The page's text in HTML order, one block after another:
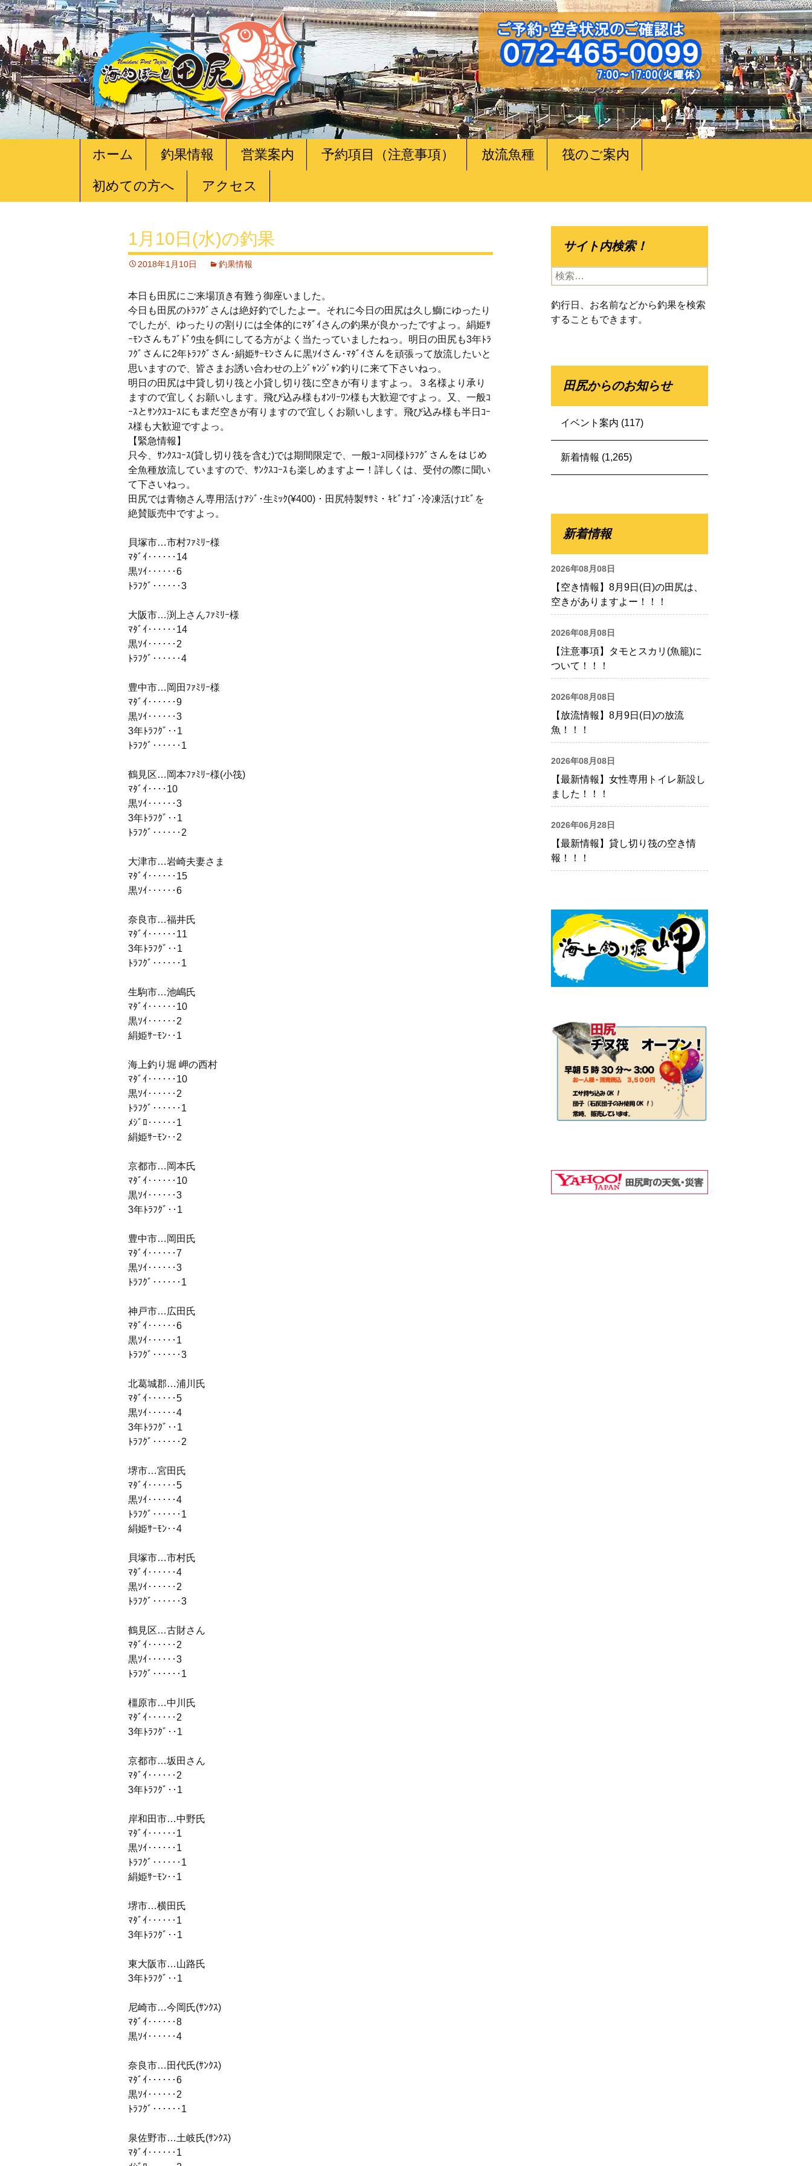
ツ
ホーム 釣果情報 営業案内 予約項目（注意事項） 放流魚種 筏のご案内
初めての方へ アクセス
1月10日(水)の釣果
2018年1月10日 釣果情報
本日も田尻にご来場頂き有難う御座いました。
今日も田尻のﾄﾗﾌｸﾞさんは絶好釣でしたよー。それに今日の田尻は久し鰤にゆったり
でしたが、ゆったりの割りには全体的にﾏﾀﾞｲさんの釣果が良かったですよっ。絹姫ｻ
ｰﾓﾝさんもﾌﾞﾄﾞｳ虫を餌にしてる方がよく当たっていましたねっ。明日の田尻も3年ﾄﾗ
ﾌｸﾞさんに2年ﾄﾗﾌｸﾞさん･絹姫ｻｰﾓﾝさんに黒ｿｲさん･ﾏﾀﾞｲさんを頑張って放流したいと
思いますので、皆さまお誘い合わせの上ｼﾞｬﾝｼﾞｬﾝ釣りに来て下さいねっ。
明日の田尻は中貸し切り筏と小貸し切り筏に空きが有りますよっ。３名様より承り
ますので宜しくお願いします。飛び込み様もｵﾝﾘｰﾜﾝ様も大歓迎ですよっ。又、一般ｺ
ｰｽとｻﾝｸｽｺｰｽにもまだ空きが有りますので宜しくお願いします。飛び込み様も半日ｺｰ
ｽ様も大歓迎ですよっ。
【緊急情報】
只今、ｻﾝｸｽｺｰｽ(貸し切り筏を含む)では期間限定で、一般ｺｰｽ同様ﾄﾗﾌｸﾞさんをはじめ
全魚種放流していますので、ｻﾝｸｽｺｰｽも楽しめますよー！詳しくは、受付の際に聞い
て下さいねっ。
田尻では青物さん専用活けｱｼﾞ･生ﾐｯｸ(¥400)・田尻特製ｻｻﾐ・ｷﾋﾞﾅｺﾞ･冷凍活けｴﾋﾞを
絶賛販売中ですよっ。
貝塚市…市村ﾌｧﾐﾘｰ様
ﾏﾀﾞｲ‥‥‥14
黒ｿｲ‥‥‥6
ﾄﾗﾌｸﾞ‥‥‥3
大阪市…渕上さんﾌｧﾐﾘｰ様
ﾏﾀﾞｲ‥‥‥14
黒ｿｲ‥‥‥2
ﾄﾗﾌｸﾞ‥‥‥4
豊中市…岡田ﾌｧﾐﾘｰ様
ﾏﾀﾞｲ‥‥‥9
黒ｿｲ‥‥‥3
3年ﾄﾗﾌｸﾞ‥1
ﾄﾗﾌｸﾞ‥‥‥1
鶴見区…岡本ﾌｧﾐﾘｰ様(小筏)
ﾏﾀﾞｲ‥‥10
黒ｿｲ‥‥‥3
3年ﾄﾗﾌｸﾞ‥1
ﾄﾗﾌｸﾞ‥‥‥2
大津市…岩崎夫妻さま
ﾏﾀﾞｲ‥‥‥15
黒ｿｲ‥‥‥6
奈良市…福井氏
ﾏﾀﾞｲ‥‥‥11
3年ﾄﾗﾌｸﾞ‥1
ﾄﾗﾌｸﾞ‥‥‥1
生駒市…池嶋氏
ﾏﾀﾞｲ‥‥‥10
黒ｿｲ‥‥‥2
絹姫ｻｰﾓﾝ‥1
海上釣り堀 岬の西村
ﾏﾀﾞｲ‥‥‥10
黒ｿｲ‥‥‥2
ﾄﾗﾌｸﾞ‥‥‥1
ﾒｼﾞﾛ‥‥‥1
絹姫ｻｰﾓﾝ‥2
京都市…岡本氏
ﾏﾀﾞｲ‥‥‥10
黒ｿｲ‥‥‥3
3年ﾄﾗﾌｸﾞ‥1
豊中市…岡田氏
ﾏﾀﾞｲ‥‥‥7
黒ｿｲ‥‥‥3
ﾄﾗﾌｸﾞ‥‥‥1
神戸市…広田氏
ﾏﾀﾞｲ‥‥‥6
黒ｿｲ‥‥‥1
ﾄﾗﾌｸﾞ‥‥‥3
北葛城郡…浦川氏
ﾏﾀﾞｲ‥‥‥5
黒ｿｲ‥‥‥4
3年ﾄﾗﾌｸﾞ‥1
ﾄﾗﾌｸﾞ‥‥‥2
堺市…宮田氏
ﾏﾀﾞｲ‥‥‥5
黒ｿｲ‥‥‥4
ﾄﾗﾌｸﾞ‥‥‥1
絹姫ｻｰﾓﾝ‥4
貝塚市…市村氏
ﾏﾀﾞｲ‥‥‥4
黒ｿｲ‥‥‥2
ﾄﾗﾌｸﾞ‥‥‥3
鶴見区…古財さん
ﾏﾀﾞｲ‥‥‥2
黒ｿｲ‥‥‥3
ﾄﾗﾌｸﾞ‥‥‥1
橿原市…中川氏
ﾏﾀﾞｲ‥‥‥2
3年ﾄﾗﾌｸﾞ‥1
京都市…坂田さん
ﾏﾀﾞｲ‥‥‥2
3年ﾄﾗﾌｸﾞ‥1
岸和田市…中野氏
ﾏﾀﾞｲ‥‥‥1
黒ｿｲ‥‥‥1
ﾄﾗﾌｸﾞ‥‥‥1
絹姫ｻｰﾓﾝ‥1
堺市…横田氏
ﾏﾀﾞｲ‥‥‥1
3年ﾄﾗﾌｸﾞ‥1
東大阪市…山路氏
3年ﾄﾗﾌｸﾞ‥1
尼崎市…今岡氏(ｻﾝｸｽ)
ﾏﾀﾞｲ‥‥‥8
黒ｿｲ‥‥‥4
奈良市…田代氏(ｻﾝｸｽ)
ﾏﾀﾞｲ‥‥‥6
黒ｿｲ‥‥‥2
ﾄﾗﾌｸﾞ‥‥‥1
泉佐野市…土岐氏(ｻﾝｸｽ)
ﾏﾀﾞｲ‥‥‥1
サイト内検索！
検
索:
釣行日、お名前などから釣果を検索
することもできます。
田尻からのお知らせ
イベント案内 (117)
新着情報 (1,265)
新着情報
2026年08月08日
【空き情報】8月9日(日)の田尻は、
空きがありますよー！！！
2026年08月08日
【注意事項】タモとスカリ(魚籠)に
ついて！！！
2026年08月08日
【放流情報】8月9日(日)の放流
魚！！！
2026年08月08日
【最新情報】女性専用トイレ新設し
ました！！！
2026年06月28日
【最新情報】貸し切り筏の空き情
報！！！